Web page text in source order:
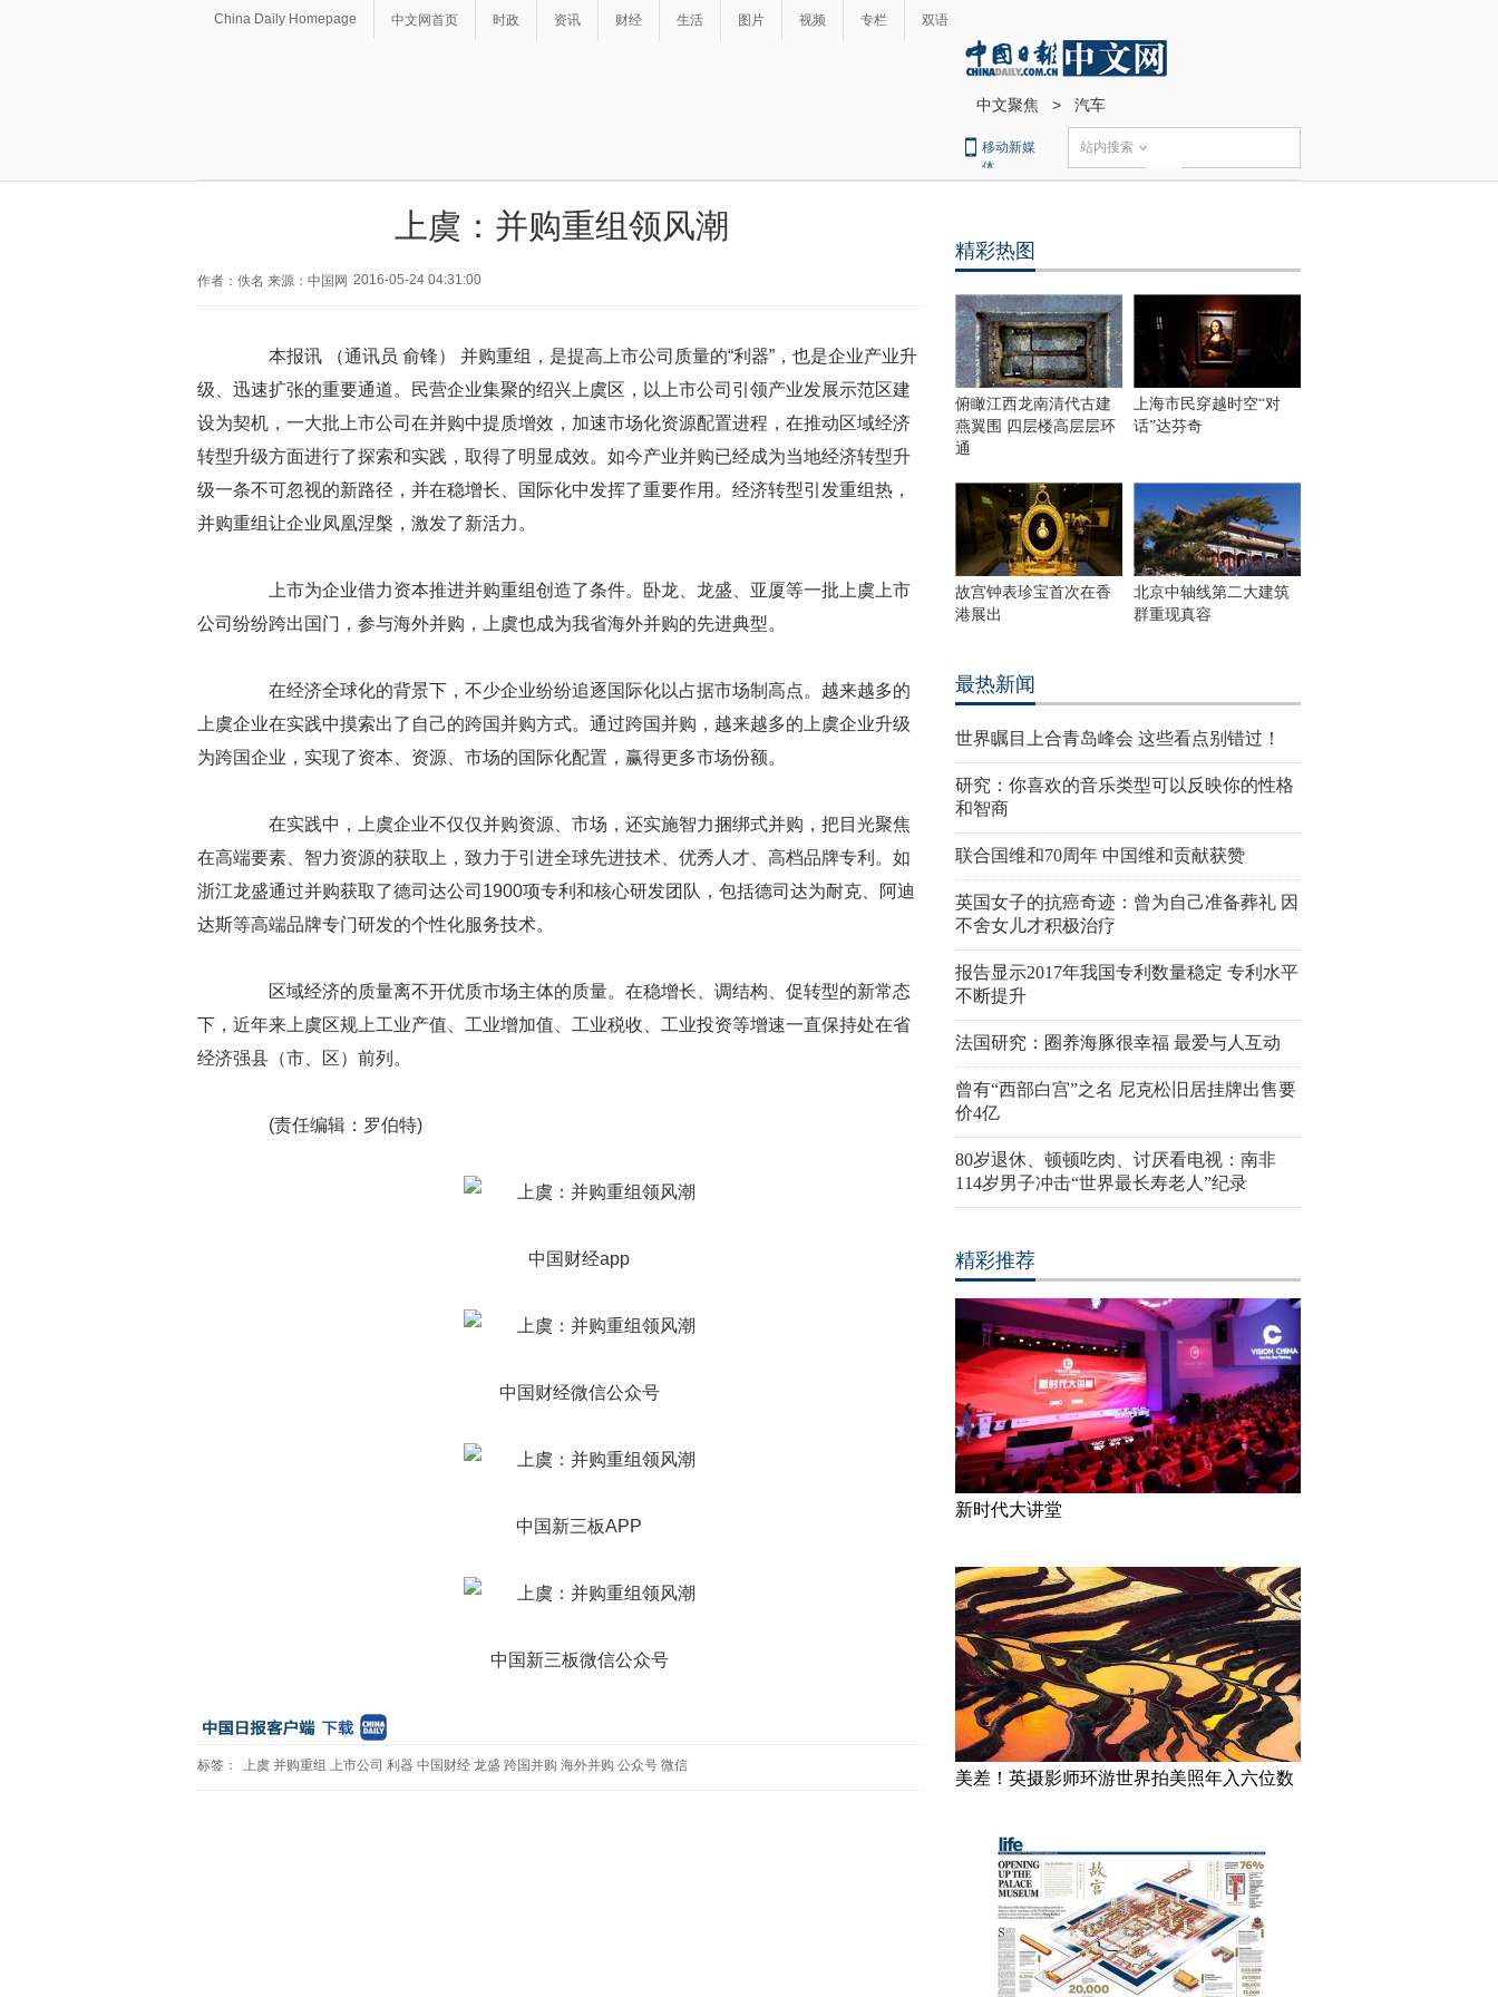
China Daily Homepage 中文网首页 时政 资讯 财经 生活 图片 视频 专栏 双语
中文聚焦 > 汽车
移动新媒
体
站内搜索
上虞：并购重组领风潮
作者：佚名 来源：中国网 2016-05-24 04:31:00
本报讯 （通讯员 俞锋） 并购重组，是提高上市公司质量的“利器”，也是企业产业升
级、迅速扩张的重要通道。民营企业集聚的绍兴上虞区，以上市公司引领产业发展示范区建
设为契机，一大批上市公司在并购中提质增效，加速市场化资源配置进程，在推动区域经济
转型升级方面进行了探索和实践，取得了明显成效。如今产业并购已经成为当地经济转型升
级一条不可忽视的新路径，并在稳增长、国际化中发挥了重要作用。经济转型引发重组热，
并购重组让企业凤凰涅槃，激发了新活力。
上市为企业借力资本推进并购重组创造了条件。卧龙、龙盛、亚厦等一批上虞上市
公司纷纷跨出国门，参与海外并购，上虞也成为我省海外并购的先进典型。
在经济全球化的背景下，不少企业纷纷追逐国际化以占据市场制高点。越来越多的
上虞企业在实践中摸索出了自己的跨国并购方式。通过跨国并购，越来越多的上虞企业升级
为跨国企业，实现了资本、资源、市场的国际化配置，赢得更多市场份额。
在实践中，上虞企业不仅仅并购资源、市场，还实施智力捆绑式并购，把目光聚焦
在高端要素、智力资源的获取上，致力于引进全球先进技术、优秀人才、高档品牌专利。如
浙江龙盛通过并购获取了德司达公司1900项专利和核心研发团队，包括德司达为耐克、阿迪
达斯等高端品牌专门研发的个性化服务技术。
区域经济的质量离不开优质市场主体的质量。在稳增长、调结构、促转型的新常态
下，近年来上虞区规上工业产值、工业增加值、工业税收、工业投资等增速一直保持处在省
经济强县（市、区）前列。
(责任编辑：罗伯特)
中国财经app
中国财经微信公众号
中国新三板APP
中国新三板微信公众号
标签： 上虞 并购重组 上市公司 利器 中国财经 龙盛 跨国并购 海外并购 公众号 微信
精彩热图
俯瞰江西龙南清代古建
燕翼围 四层楼高层层环
通
上海市民穿越时空“对
话”达芬奇
故宫钟表珍宝首次在香
港展出
北京中轴线第二大建筑
群重现真容
最热新闻
世界瞩目上合青岛峰会 这些看点别错过！
研究：你喜欢的音乐类型可以反映你的性格
和智商
联合国维和70周年 中国维和贡献获赞
英国女子的抗癌奇迹：曾为自己准备葬礼 因
不舍女儿才积极治疗
报告显示2017年我国专利数量稳定 专利水平
不断提升
法国研究：圈养海豚很幸福 最爱与人互动
曾有“西部白宫”之名 尼克松旧居挂牌出售要
价4亿
80岁退休、顿顿吃肉、讨厌看电视：南非
114岁男子冲击“世界最长寿老人”纪录
精彩推荐
新时代大讲堂
美差！英摄影师环游世界拍美照年入六位数